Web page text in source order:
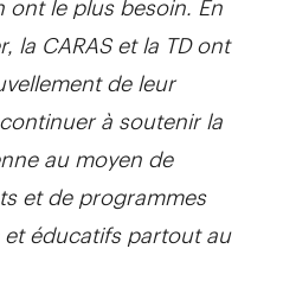
la CARAS et la TD ont
de leur
à soutenir la
au moyen de
et de programmes
éducatifs partout au